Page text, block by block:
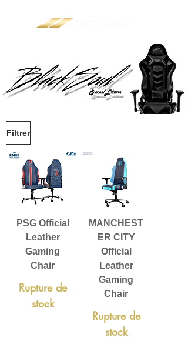
Filtrer
PSG Official
Leather
Gaming
Chair
Rupture de
stock
MANCHEST
ER CITY
Official
Leather
Gaming
Chair
Rupture de
stock